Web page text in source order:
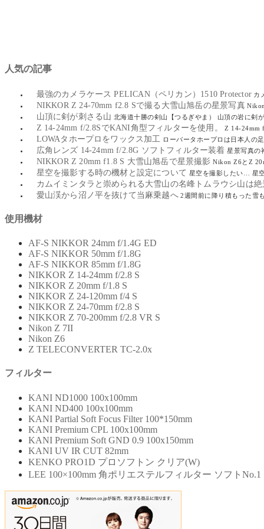
人気の記事
最強のカメラケース PELICAN（ペリカン）1510 Protector カ
NIKKOR Z 24-70mm f2.8 Sで撮る大雪山旭岳の星景写真
山頂に剣が刺さる山 北海道十勝の剣山【つるぎやま） 山頂の岩に剣
Z 14-24mm f/2.8SでKANI角型フィルターを使用。 Z 14-24mm
LOWAタホープロをワックス加工 ローバータホープロは日本人の
広角レンズ 14-24mm f/2.8G ソフトフィルター装着 星景写真の
NIKKOR Z 20mm f1.8 S 大雪山旭岳で星景撮影 Nikon Z6とZ
星空を撮影する時の機材と設定について 星空を撮影したい… 星
カムイミンタラと崇められる大雪山の名峰トムラウシ山は絶
愛山渓から沼ノ平を抜けて当麻乗越へ 2週間前に降り積もった雪
使用機材
AF-S NIKKOR 24mm f/1.4G ED
AF-S NIKKOR 50mm f/1.8G
AF-S NIKKOR 85mm f/1.8G
NIKKOR Z 14-24mm f/2.8 S
NIKKOR Z 20mm f/1.8 S
NIKKOR Z 24-120mm f/4 S
NIKKOR Z 24-70mm f/2.8 S
NIKKOR Z 70-200mm f/2.8 VR S
Nikon Z 7II
Nikon Z6
Z TELECONVERTER TC-2.0x
フィルター
KANI ND1000 100x100mm
KANI ND400 100x100mm
KANI Partial Soft Focus Filter 100*150mm
KANI Premium CPL 100x100mm
KANI Premium Soft GND 0.9 100x150mm
KANI UV IR CUT 82mm
KENKO PRO1D プロソフトン クリア(W)
LEE 100×100mm 角ポリエステルフィルター ソフトNo.1